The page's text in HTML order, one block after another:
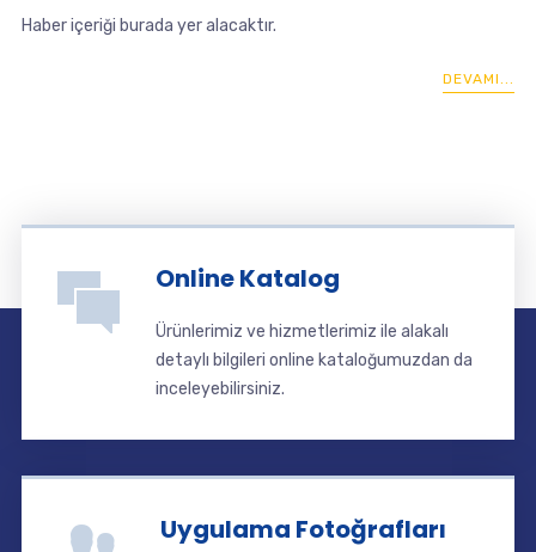
Haber içeriği burada yer alacaktır.
DEVAMI...
Online Katalog
Ürünlerimiz ve hizmetlerimiz ile alakalı
detaylı bilgileri online kataloğumuzdan da
inceleyebilirsiniz.
Uygulama Fotoğrafları